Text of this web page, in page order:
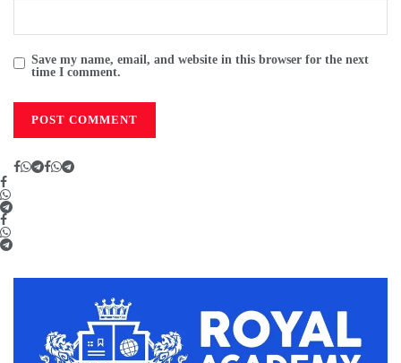
Save my name, email, and website in this browser for the next
time I comment.